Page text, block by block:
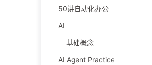
50讲自动化办公
AI
基础概念
AI Agent Practice